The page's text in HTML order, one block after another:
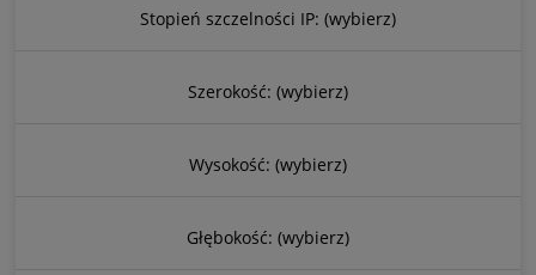
Stopień szczelności IP: (wybierz)
Szerokość: (wybierz)
Wysokość: (wybierz)
Głębokość: (wybierz)